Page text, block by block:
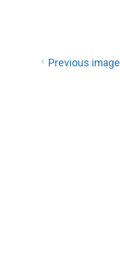
Previous image